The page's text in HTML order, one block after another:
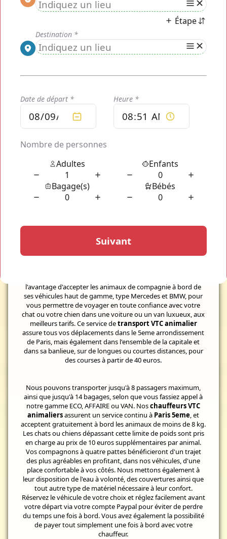
l'avantage d'accepter les animaux de compagnie à bord de
ses véhicules haut de gamme, type Mercedes et BMW, pour
vous permettre de voyager en toute confiance avec votre
chat ou votre chien dans une voiture ou un van luxueux, aux
meilleurs tarifs. Ce service detransport VTC animalier
assure tous vos déplacements dans le 5eme arrondissement
de Paris, mais également dans l'ensemble de la capitale et
dans sa banlieue, sur de longues ou courtes distances, pour
des courses à partir de 40 euros.
Nous pouvons transporter jusqu'à 8 passagers maximum,
ainsi que jusqu'à 14 bagages, selon que vous fassiez appel à
notre gamme ECO, AFFAIRE ou VAN. Noschauffeurs VTC
animaliersassurent un service continu à Paris 5eme, et
acceptent gratuitement à bord les animaux de moins de 8 kg.
Les chats ou chiens dépassant cette limite de poids sont pris
en charge au prix de 10 euros supplémentaires par animal.
Vos compagnons à quatre pattes bénéficieront d'un trajet
des plus agréables en profitant, dans nos véhicules, d'une
place confortable à vos côtés. Nous mettons également à
leur disposition de l'eau à volonté, des couvertures ainsi que
tout autre type de matériel nécessaire à leur confort.
Réservez le véhicule de votre choix et réglez facilement avant
votre départ via votre compte Paypal pour éviter de perdre
du temps une fois à bord. Vous avez également la possibilité
de payer tout simplement une fois à bord avec votre
chauffeur.